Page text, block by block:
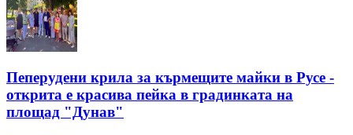
Пеперудени крила за кърмещите майки в Русе -
открита е красива пейка в градинката на
площад "Дунав"